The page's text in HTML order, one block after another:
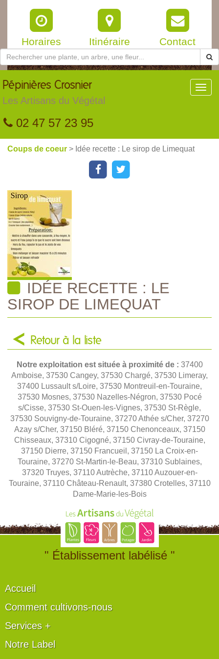
Horaires Itinéraire Contact
Pépinières Crosnier
Les Artisans du Végétal
02 47 57 23 95
Coups de coeur > Idée recette : Le sirop de Limequat
IDÉE RECETTE : LE
SIROP DE LIMEQUAT
Retour à la liste
Notre exploitation est située à proximité de : 37400
Amboise, 37530 Cangey, 37530 Chargé, 37530 Limeray,
37400 Lussault s/Loire, 37530 Montreuil-en-Touraine,
37530 Mosnes, 37530 Nazelles-Négron, 37530 Pocé
s/Cisse, 37530 St-Ouen-les-Vignes, 37530 St-Règle,
37530 Souvigny-de-Touraine, 37270 Athée s/Cher, 37270
Azay s/Cher, 37150 Bléré, 37150 Chenonceaux, 37150
Chisseaux, 37310 Cigogné, 37150 Civray-de-Touraine,
37150 Dierre, 37150 Francueil, 37150 La Croix-en-
Touraine, 37270 St-Martin-le-Beau, 37310 Sublaines,
37320 Truyes, 37110 Autrèche, 37110 Auzouer-en-
Touraine, 37110 Château-Renault, 37380 Crotelles, 37110
Dame-Marie-les-Bois
" Établissement labélisé "
Accueil
Comment cultivons-nous
Services +
Notre Label